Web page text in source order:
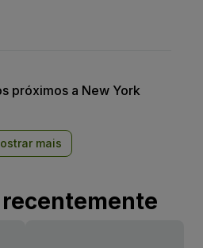
próximos a New York
mais